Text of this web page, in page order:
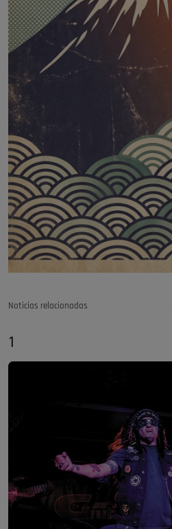
Noticias relacionadas
1